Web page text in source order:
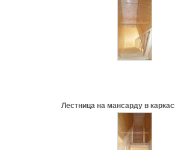
Лестница на мансарду в